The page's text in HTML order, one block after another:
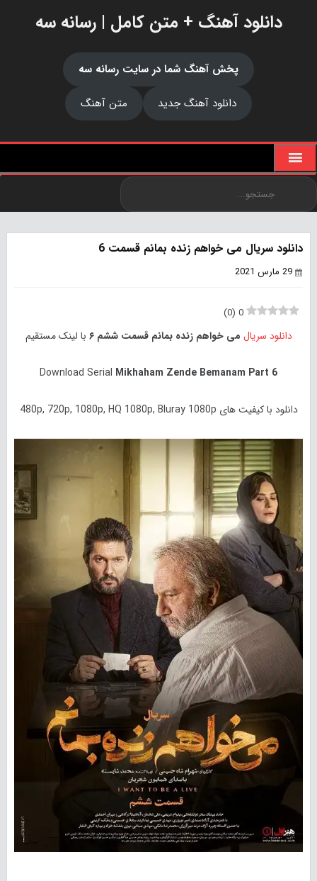
دانلود آهنگ + متن کامل | رسانه سه
پخش آهنگ شما در سایت رسانه سه
دانلود آهنگ جدید
متن آهنگ
دانلود سریال می خواهم زنده بمانم قسمت 6
29 مارس 2021
0
(
0
)
دانلود سریال می خواهم زنده بمانم قسمت ششم ۶ با لینک مستقیم
Download Serial Mikhaham Zende Bemanam Part 6
دانلود با کیفیت های 480p, 720p, 1080p, HQ 1080p, Bluray 1080p